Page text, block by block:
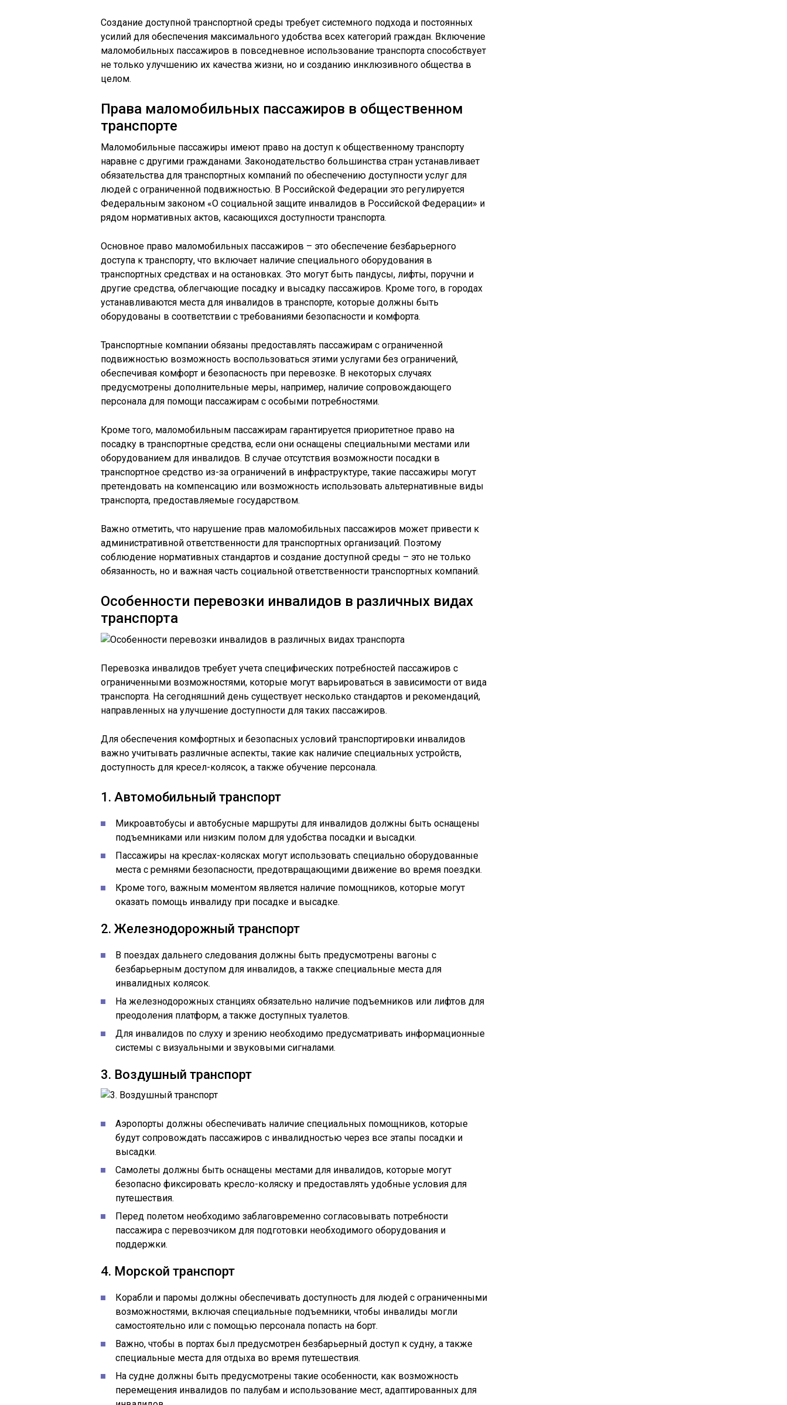
Создание доступной транспортной среды требует системного подхода и постоянных
усилий для обеспечения максимального удобства всех категорий граждан. Включение
маломобильных пассажиров в повседневное использование транспорта способствует
не только улучшению их качества жизни, но и созданию инклюзивного общества в
целом.
Права маломобильных пассажиров в общественном
транспорте
Маломобильные пассажиры имеют право на доступ к общественному транспорту
наравне с другими гражданами. Законодательство большинства стран устанавливает
обязательства для транспортных компаний по обеспечению доступности услуг для
людей с ограниченной подвижностью. В Российской Федерации это регулируется
Федеральным законом «О социальной защите инвалидов в Российской Федерации» и
рядом нормативных актов, касающихся доступности транспорта.
Основное право маломобильных пассажиров – это обеспечение безбарьерного
доступа к транспорту, что включает наличие специального оборудования в
транспортных средствах и на остановках. Это могут быть пандусы, лифты, поручни и
другие средства, облегчающие посадку и высадку пассажиров. Кроме того, в городах
устанавливаются места для инвалидов в транспорте, которые должны быть
оборудованы в соответствии с требованиями безопасности и комфорта.
Транспортные компании обязаны предоставлять пассажирам с ограниченной
подвижностью возможность воспользоваться этими услугами без ограничений,
обеспечивая комфорт и безопасность при перевозке. В некоторых случаях
предусмотрены дополнительные меры, например, наличие сопровождающего
персонала для помощи пассажирам с особыми потребностями.
Кроме того, маломобильным пассажирам гарантируется приоритетное право на
посадку в транспортные средства, если они оснащены специальными местами или
оборудованием для инвалидов. В случае отсутствия возможности посадки в
транспортное средство из-за ограничений в инфраструктуре, такие пассажиры могут
претендовать на компенсацию или возможность использовать альтернативные виды
транспорта, предоставляемые государством.
Важно отметить, что нарушение прав маломобильных пассажиров может привести к
административной ответственности для транспортных организаций. Поэтому
соблюдение нормативных стандартов и создание доступной среды – это не только
обязанность, но и важная часть социальной ответственности транспортных компаний.
Особенности перевозки инвалидов в различных видах
транспорта
Перевозка инвалидов требует учета специфических потребностей пассажиров с
ограниченными возможностями, которые могут варьироваться в зависимости от вида
транспорта. На сегодняшний день существует несколько стандартов и рекомендаций,
направленных на улучшение доступности для таких пассажиров.
Для обеспечения комфортных и безопасных условий транспортировки инвалидов
важно учитывать различные аспекты, такие как наличие специальных устройств,
доступность для кресел-колясок, а также обучение персонала.
1. Автомобильный транспорт
Микроавтобусы и автобусные маршруты для инвалидов должны быть оснащены
подъемниками или низким полом для удобства посадки и высадки.
Пассажиры на креслах-колясках могут использовать специально оборудованные
места с ремнями безопасности, предотвращающими движение во время поездки.
Кроме того, важным моментом является наличие помощников, которые могут
оказать помощь инвалиду при посадке и высадке.
2. Железнодорожный транспорт
В поездах дальнего следования должны быть предусмотрены вагоны с
безбарьерным доступом для инвалидов, а также специальные места для
инвалидных колясок.
На железнодорожных станциях обязательно наличие подъемников или лифтов для
преодоления платформ, а также доступных туалетов.
Для инвалидов по слуху и зрению необходимо предусматривать информационные
системы с визуальными и звуковыми сигналами.
3. Воздушный транспорт
Аэропорты должны обеспечивать наличие специальных помощников, которые
будут сопровождать пассажиров с инвалидностью через все этапы посадки и
высадки.
Самолеты должны быть оснащены местами для инвалидов, которые могут
безопасно фиксировать кресло-коляску и предоставлять удобные условия для
путешествия.
Перед полетом необходимо заблаговременно согласовывать потребности
пассажира с перевозчиком для подготовки необходимого оборудования и
поддержки.
4. Морской транспорт
Корабли и паромы должны обеспечивать доступность для людей с ограниченными
возможностями, включая специальные подъемники, чтобы инвалиды могли
самостоятельно или с помощью персонала попасть на борт.
Важно, чтобы в портах был предусмотрен безбарьерный доступ к судну, а также
специальные места для отдыха во время путешествия.
На судне должны быть предусмотрены такие особенности, как возможность
перемещения инвалидов по палубам и использование мест, адаптированных для